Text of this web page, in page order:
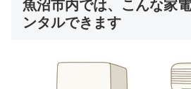
魚沼市内では、こんな家
ンタルできます